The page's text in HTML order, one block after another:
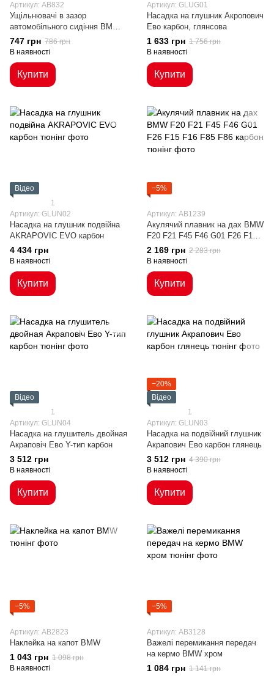
Артикул: AB832
Ущільнювачі в зазор
автомобільного сидіння BMW
Performance
747 грн 786 грн
В наявності
Купити
Артикул: GLUG01
Насадка на глушник Акропович
Ево карбон, глянсова
1 633 грн 1 756 грн
В наявності
Купити
Відео
1
Артикул: GLUN02
Насадка на глушник подвійна
AKRAPOVIC EVO карбон
4 434 грн
В наявності
Купити
−5%
Артикул: AB1239
Акулячий плавник на дах BMW
F20 F21 F45 F46 G01 F26 F15
F16 F85 F86 карбон
2 169 грн 2 283 грн
В наявності
Купити
Відео
1
Артикул: GLUN04
Насадка на глушитель двойная
Акраповіч Ево Y-тип карбон
3 512 грн
В наявності
Купити
−20%
Відео
1
Артикул: GLUN03
Насадка на подвійний глушник
Акрапович Ево карбон глянець
3 512 грн 4 390 грн
В наявності
Купити
−5%
Артикул: AB2823
Наклейка на капот BMW
1 043 грн 1 098 грн
В наявності
−5%
Артикул: AB3128
Важелі перемикання передач
на кермо BMW хром
1 084 грн 1 141 грн